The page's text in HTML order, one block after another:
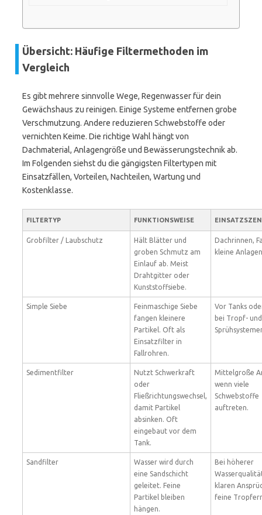
Übersicht: Häufige Filtermethoden im
Vergleich
Es gibt mehrere sinnvolle Wege, Regenwasser für dein
Gewächshaus zu reinigen. Einige Systeme entfernen grobe
Verschmutzung. Andere reduzieren Schwebstoffe oder
vernichten Keime. Die richtige Wahl hängt von
Dachmaterial, Anlagengröße und Bewässerungstechnik ab.
Im Folgenden siehst du die gängigsten Filtertypen mit
Einsatzfällen, Vorteilen, Nachteilen, Wartung und
Kostenklasse.
FILTERTYP FUNKTIONSWEISE
Grobfilter / Laubschutz
Hält Blätter und
groben Schmutz am
Einlauf ab. Meist
Drahtgitter oder
Kunststoffsiebe.
Dachrinnen,
kleine
Simple Siebe
Feinmaschige Siebe
fangen kleinere
Partikel. Oft als
Einsatzfilter in
Fallrohren.
Vor Tanks
bei Tropf- und
Sedimentfilter
Nutzt Schwerkraft
oder
Fließrichtungswechsel,
damit Partikel
absinken. Oft
eingebaut vor dem
Tank.
Mittelgroße
wenn viele
Schwebstoffe
auftreten.
Sandfilter
Wasser wird durch
eine Sandschicht
geleitet. Feine
Partikel bleiben
hängen.
Bei höherer
klaren
feine